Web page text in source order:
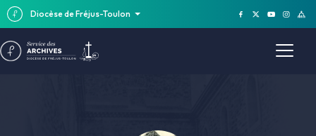
Diocèse de Fréjus-Toulon